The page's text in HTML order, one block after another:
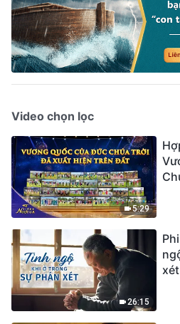
Video chọn lọc
5:29
26:15
xét